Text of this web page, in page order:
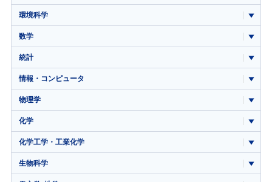
環境科学
数学
統計
情報・コンピュータ
物理学
化学
化学工学・工業化学
生物科学